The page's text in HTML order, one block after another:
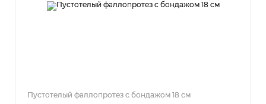
Пустотелый фаллопротез с бондажом 18 см